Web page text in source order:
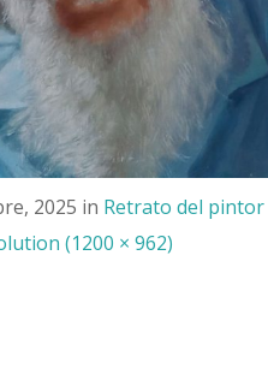
2025 in Retrato del pintor
(1200 × 962)